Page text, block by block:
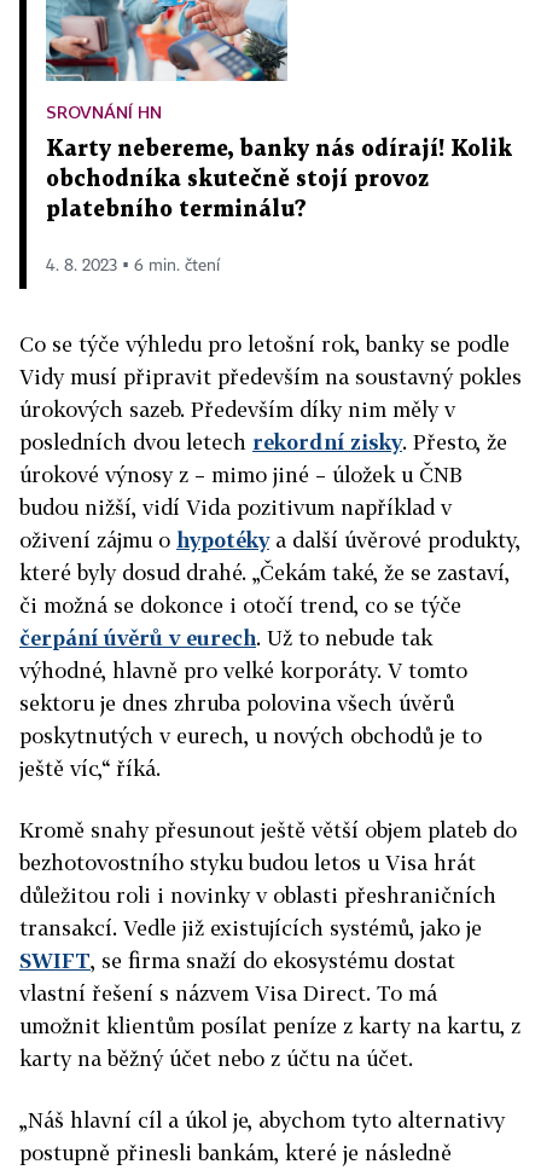
SROVNÁNÍ HN
Karty nebereme, banky nás odírají! Kolik
obchodníka skutečně stojí provoz
platebního terminálu?
4. 8. 2023 ▪ 6 min. čtení
Co se týče výhledu pro letošní rok, banky se podle
Vidy musí připravit především na soustavný pokles
úrokových sazeb. Především díky nim měly v
posledních dvou letech rekordní zisky. Přesto, že
úrokové výnosy z – mimo jiné – úložek u ČNB
budou nižší, vidí Vida pozitivum například v
oživení zájmu o hypotékya další úvěrové produkty,
které byly dosud drahé. „Čekám také, že se zastaví,
či možná se dokonce i otočí trend, co se týče
čerpání úvěrů v eurech. Už to nebude tak
výhodné, hlavně pro velké korporáty. V tomto
sektoru je dnes zhruba polovina všech úvěrů
poskytnutých v eurech, u nových obchodů je to
ještě víc,“ říká.
Kromě snahy přesunout ještě větší objem plateb do
bezhotovostního styku budou letos u Visa hrát
důležitou roli i novinky v oblasti přeshraničních
transakcí. Vedle již existujících systémů, jako je
SWIFT, se firma snaží do ekosystému dostat
vlastní řešení s názvem Visa Direct. To má
umožnit klientům posílat peníze z karty na kartu, z
karty na běžný účet nebo z účtu na účet.
„Náš hlavní cíl a úkol je, abychom tyto alternativy
postupně přinesli bankám, které je následně